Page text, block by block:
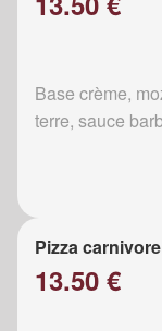
Base crème,
terre, sauce
Pizza
13.50 €